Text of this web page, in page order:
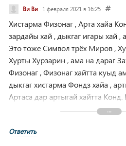
Ви Ви 1 февраля 2021 в 16:25
Хистарма Физонаг , Арта хайа
зардайы хай , дыкгаг игары хай ,
Это тоже Символ трёх Миров ,
Хурты Хурзарин , ама на дараг
Физонаг , Физонаг хайтта куыд
дыкгаг хистарма Фондз хайа ,
Артаса дар артыгай хайтта
ракуывды , кастарты тыххай
Хаима , Арвыст хьасты фасивадма
Ответить